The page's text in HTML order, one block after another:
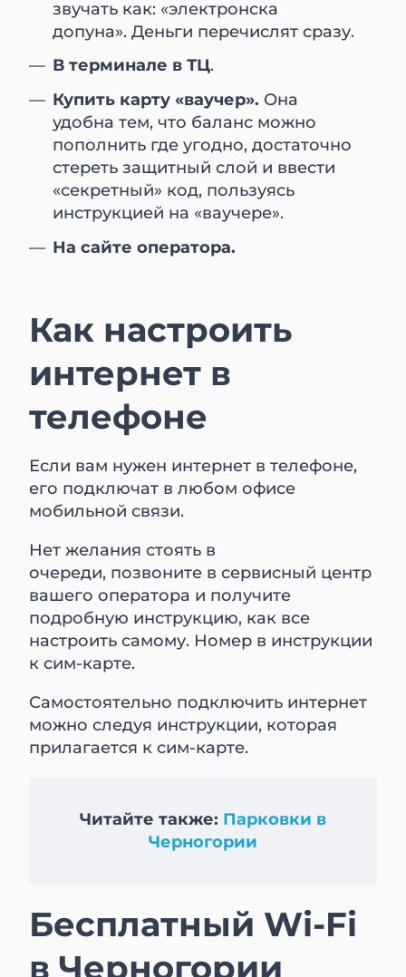
звучать как: «электронска
допуна». Деньги перечислят сразу.
В терминале в ТЦ.
Купить карту «ваучер». Она
удобна тем, что баланс можно
пополнить где угодно, достаточно
стереть защитный слой и ввести
«секретный» код, пользуясь
инструкцией на «ваучере».
На сайте оператора.
Как настроить
интернет в
телефоне
Если вам нужен интернет в телефоне,
его подключат в любом офисе
мобильной связи.
Нет желания стоять в
очереди, позвоните в сервисный центр
вашего оператора и получите
подробную инструкцию, как все
настроить самому. Номер в инструкции
к сим-карте.
Самостоятельно подключить интернет
можно следуя инструкции, которая
прилагается к сим-карте.
Читайте также: Парковки в
Черногории
Бесплатный Wi-Fi
в Черногории